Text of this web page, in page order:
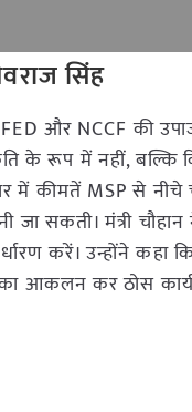
सिंह
और NCCF की
के रूप में नहीं, बल्कि
में कीमतें MSP से
जा सकती। मंत्री
करें। उन्होंने
आकलन कर ठोस